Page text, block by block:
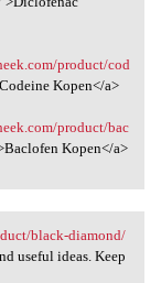
product/cod
Kopen</a>
product/bac
Kopen</a>
black-diamond/
useful ideas. Keep